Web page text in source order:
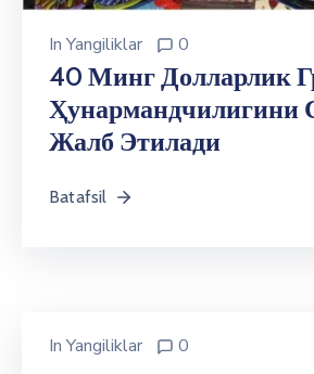
Xizmati
InYangiliklar 0
40 Минг Долларлик
Ҳунармандчилигини
Жалб Этилади
Batafsil
InYangiliklar 0